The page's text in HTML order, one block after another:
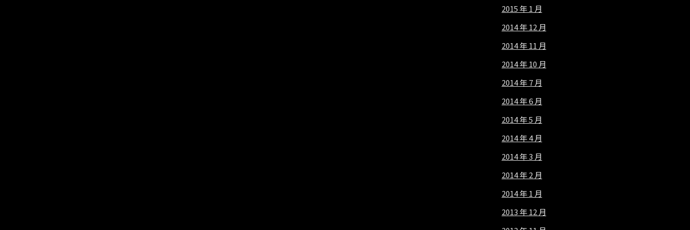
2015 年 1 月
2014 年 12 月
2014 年 11 月
2014 年 10 月
2014 年 7 月
2014 年 6 月
2014 年 5 月
2014 年 4 月
2014 年 3 月
2014 年 2 月
2014 年 1 月
2013 年 12 月